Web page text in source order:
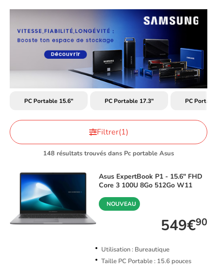
PC Portable 15.6" PC Portable 17.3" PC
148 résultats trouvés dans Pc portable Asus
Filtrer(1)
Asus ExpertBook P1 - 15.6" FHD
Core 3 100U 8Go 512Go W11
NOUVEAU
549€90
Utilisation : Bureautique
Taille PC Portable : 15.6 pouces